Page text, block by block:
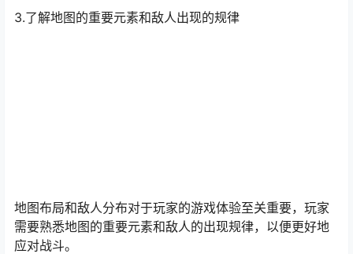
3.了解地图的重要元素和敌人出现的规律
地图布局和敌人分布对于玩家的游戏体验至关重要，玩家
需要熟悉地图的重要元素和敌人的出现规律，以便更好地
应对战斗。